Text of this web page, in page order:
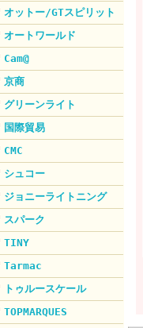
オットー/GTスピリット
オートワールド
Cam@
京商
グリーンライト
国際貿易
CMC
シュコー
ジョニーライトニング
スパーク
TINY
Tarmac
トゥルースケール
TOPMARQUES